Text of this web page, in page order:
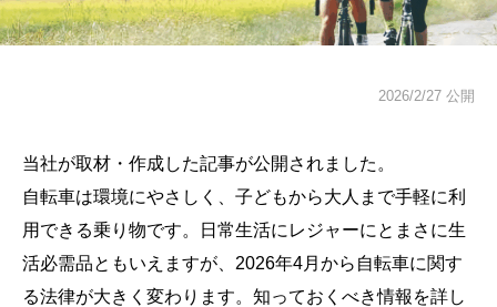
2026/2/27 公開
当社が取材・作成した記事が公開されました。
自転車は環境にやさしく、子どもから大人まで手軽に利
用できる乗り物です。日常生活にレジャーにとまさに生
活必需品ともいえますが、2026年4月から自転車に関す
る法律が大きく変わります。知っておくべき情報を詳し